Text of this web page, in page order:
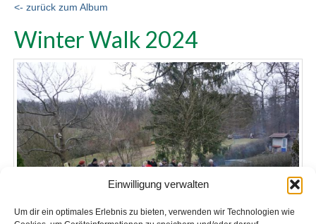
Einwilligung verwalten
Um dir ein optimales Erlebnis zu bieten, verwenden wir Technologien wie
<- zurück zum Album
Winter Walk 2024